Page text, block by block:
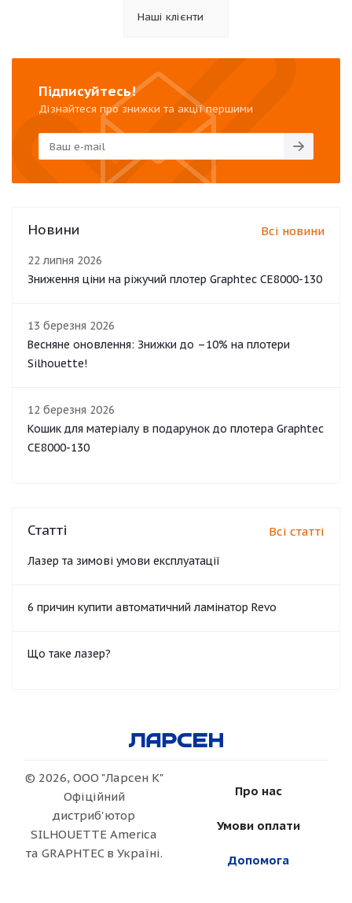
Наші клієнти
Підписуйтесь!
Дізнайтеся про знижки та акції першими
Новини Всі новини
22 липня 2026
Зниження ціни на ріжучий плотер Graphtec CE8000-130
13 березня 2026
Весняне оновлення: Знижки до –10% на плотери
Silhouette!
12 березня 2026
Кошик для матеріалу в подарунок до плотера Graphtec
CE8000-130
Статті Всі статті
Лазер та зимові умови експлуатації
6 причин купити автоматичний ламінатор Revo
Що таке лазер?
© 2026, ООО "Ларсен К"
Офіційний
дистриб'ютор
SILHOUETTE America
та GRAPHTEC в Україні.
Про нас
Умови оплати
Допомога